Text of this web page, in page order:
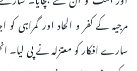
مرجیہ کے کفر و الحاد اور گمراہی
سارے افکار کو معتزلہ نے پی